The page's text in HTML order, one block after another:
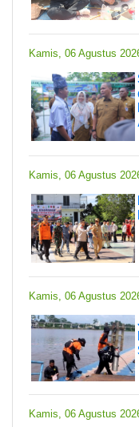
Kamis, 06 Agustus
Kamis, 06 Agustus
Kamis, 06 Agustus
Kamis, 06 Agustus